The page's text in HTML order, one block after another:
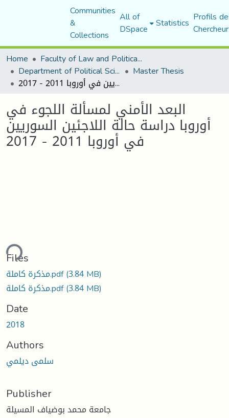
Communities
&
Collections
All of
DSpace Statistics Profils
Home
Faculty of Law and Political Science
Department of Political Sciences Master Thesis
البعد الأمني لمسألة اللجوء في أوروبا دراسة حالة اللاجئين السوريين في أوروبا 2011 - 2017
البعد الأمني لمسألة اللجوء في
أوروبا دراسة حالة اللاجئين السوريين
في أوروبا 2011 - 2017
Files
مذكرة كاملة.pdf(3.84 MB)
مذكرة كاملة.pdf(3.84 MB)
Date
2018
Authors
سلمى ديلمي
Publisher
جامعة محمد بوضياف المسيلة